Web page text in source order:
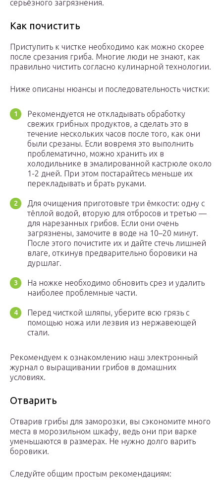
серьёзного загрязнения.
Как почистить
Приступить к чистке необходимо как можно скорее
после срезания гриба. Многие люди не знают, как
правильно чистить согласно кулинарной технологии.
Ниже описаны нюансы и последовательность чистки:
Рекомендуется не откладывать обработку
свежих грибных продуктов, а сделать это в
течение нескольких часов после того, как они
были срезаны. Если вовремя это выполнить
проблематично, можно хранить их в
холодильнике в эмалированной кастрюле около
1-2 дней. При этом постарайтесь меньше их
перекладывать и брать руками.
Для очищения приготовьте три ёмкости: одну с
тёплой водой, вторую для отбросов и третью —
для нарезанных грибов. Если они очень
загрязнены, замочите в воде на 10–20 минут.
После этого почистите их и дайте стечь лишней
влаге, откинув предварительно боровики на
дуршлаг.
На ножке необходимо обновить срез и удалить
наиболее проблемные части.
Перед чисткой шляпы, уберите всю грязь с
помощью ножа или лезвия из нержавеющей
стали.
Рекомендуем к ознакомлению наш электронный
журнал о выращивании грибов в домашних
условиях.
Отварить
Отварив грибы для заморозки, вы сэкономите много
места в морозильном шкафу, ведь они при варке
уменьшаются в размерах. Не нужно долго варить
боровики.
Следуйте общим простым рекомендациям: